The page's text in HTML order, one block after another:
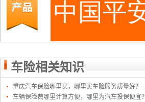
车险相关知识
重庆汽车保险哪里买，哪里买车险服务质量好？
车辆保险费哪里计算方便，哪里为汽车投保便宜？